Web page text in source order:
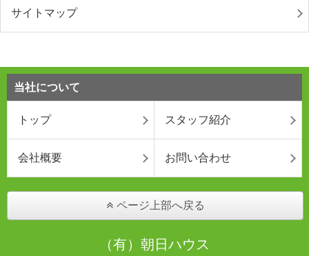
サイトマップ
当社について
トップ スタッフ紹介
会社概要 お問い合わせ
ページ上部へ戻る
（有）朝日ハウス